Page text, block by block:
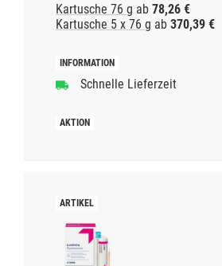
Kartusche 76 g ab 78,26 €
Kartusche 5 x 76 g ab 370,39 €
Schnelle Lieferzeit